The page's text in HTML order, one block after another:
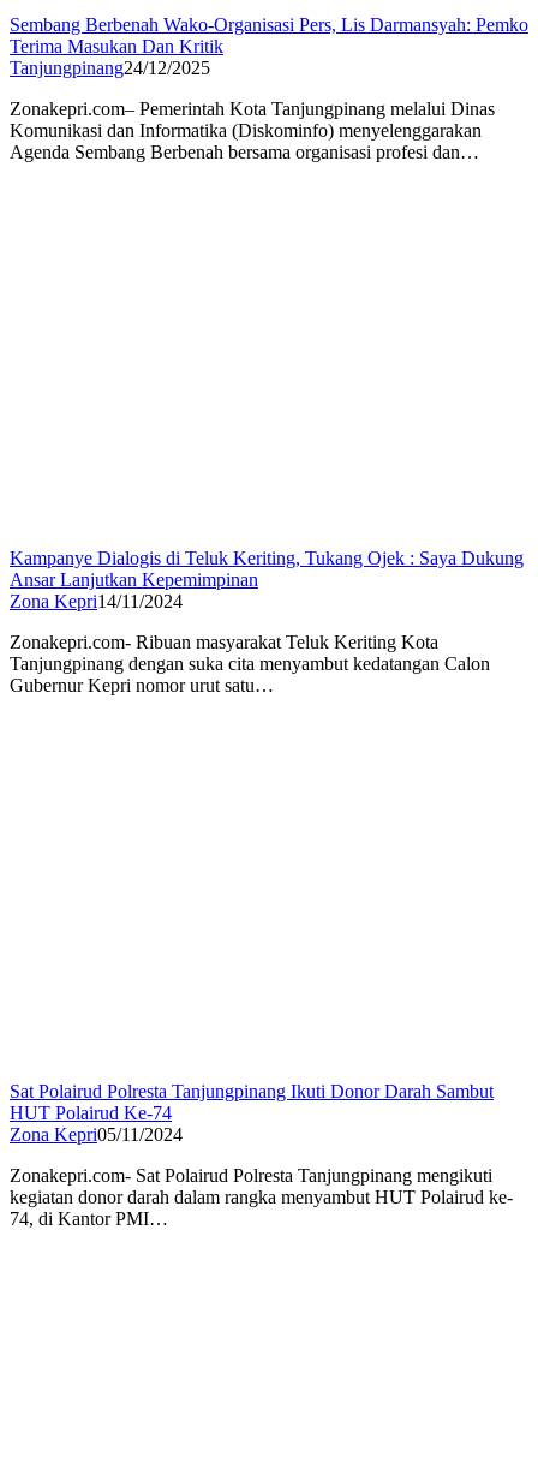
Sembang Berbenah Wako-Organisasi Pers, Lis Darmansyah: Pemko
Terima Masukan Dan Kritik
Tanjungpinang24/12/2025
Zonakepri.com– Pemerintah Kota Tanjungpinang melalui Dinas
Komunikasi dan Informatika (Diskominfo) menyelenggarakan
Agenda Sembang Berbenah bersama organisasi profesi dan…
Kampanye Dialogis di Teluk Keriting, Tukang Ojek : Saya Dukung
Ansar Lanjutkan Kepemimpinan
Zona Kepri14/11/2024
Zonakepri.com- Ribuan masyarakat Teluk Keriting Kota
Tanjungpinang dengan suka cita menyambut kedatangan Calon
Gubernur Kepri nomor urut satu…
Sat Polairud Polresta Tanjungpinang Ikuti Donor Darah Sambut
HUT Polairud Ke-74
Zona Kepri05/11/2024
Zonakepri.com- Sat Polairud Polresta Tanjungpinang mengikuti
kegiatan donor darah dalam rangka menyambut HUT Polairud ke-
74, di Kantor PMI…